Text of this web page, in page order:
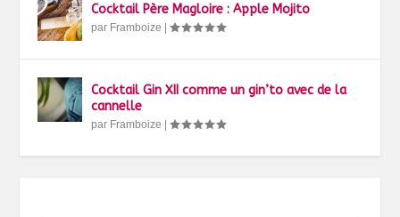
Cocktail Père Magloire : Apple Mojito
par Framboize |
Cocktail Gin XII comme un gin’to avec de la
cannelle
par Framboize |